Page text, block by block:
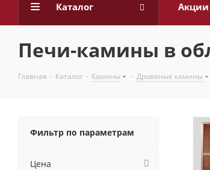
Каталог Акции
Печи-камины в
Главная - Каталог - Камины - Дровяные камины
Фильтр по параметрам
Цена